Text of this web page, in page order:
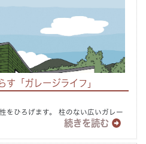
す「ガレージライフ」
をひろげます。 柱のない広いガレー
続きを読む